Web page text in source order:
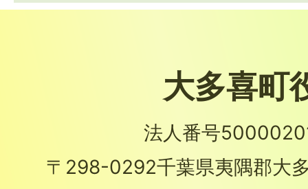
大多喜町
法人番号
〒298-0292千葉県夷隅郡大